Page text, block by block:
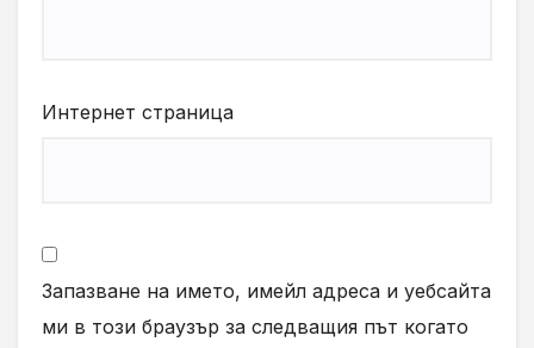
Интернет страница
Запазване на името, имейл адреса и уебсайта
ми в този браузър за следващия път когато